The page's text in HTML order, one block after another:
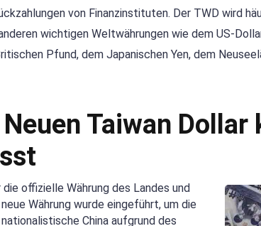
von Finanzinstituten. Der TWD wird
wichtigen Weltwährungen wie dem US-
Pfund, dem Japanischen Yen, dem
Taiwan Dollar
offizielle Währung des Landes und
Währung wurde eingeführt, um die
China aufgrund des